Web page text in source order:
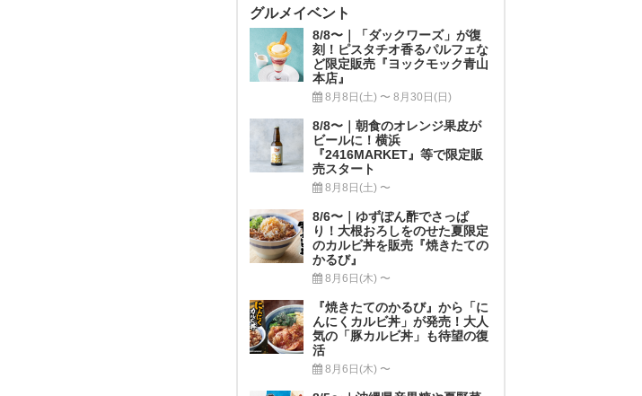
グルメイベント
8/8〜｜「ダックワーズ」が復
刻！ピスタチオ香るパルフェな
ど限定販売『ヨックモック青山
本店』
8月8日(土) 〜 8月30日(日)
8/8〜｜朝食のオレンジ果皮が
ビールに！横浜
『2416MARKET』等で限定販
売スタート
8月8日(土) 〜
8/6〜｜ゆずぽん酢でさっぱ
り！大根おろしをのせた夏限定
のカルビ丼を販売『焼きたての
かるび』
8月6日(木) 〜
『焼きたてのかるび』から「に
んにくカルビ丼」が発売！大人
気の「豚カルビ丼」も待望の復
活
8月6日(木) 〜